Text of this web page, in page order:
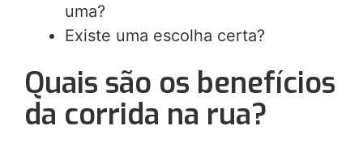
uma?
Existe uma escolha certa?
Quais são os benefícios
da corrida na rua?